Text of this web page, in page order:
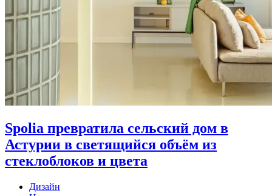
Spolia превратила сельский дом в
Астурии в светящийся объём из
стеклоблоков и цвета
Дизайн